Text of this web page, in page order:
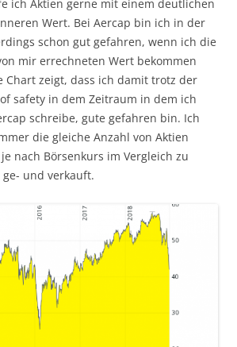
ich Aktien gerne mit einem deutlichen
Wert. Bei Aercap bin ich in der
schon gut gefahren, wenn ich die
mir errechneten Wert bekommen
Chart zeigt, dass ich damit trotz der
safety in dem Zeitraum in dem ich
schreibe, gute gefahren bin. Ich
die gleiche Anzahl von Aktien
nach Börsenkurs im Vergleich zu
und verkauft.